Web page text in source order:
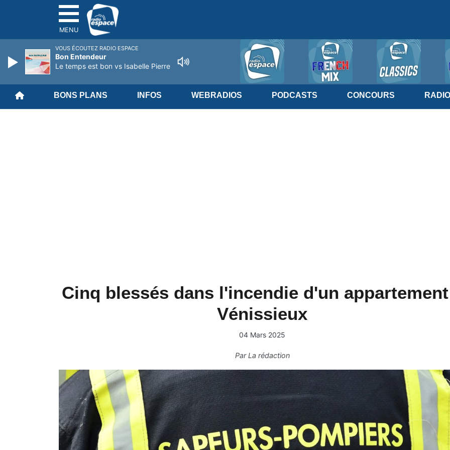
MENU
BONS PLANS INFOS WEBRADIOS PODCASTS CONCOURS RADIO
Cinq blessés dans l'incendie d'un
Vénissieux
04 Mars 2025
ParLa rédaction
VOUS ÉCOUTEZ RADIO ESPACE
Bon Entendeur
Le temps est bon vs Isabelle Pierre